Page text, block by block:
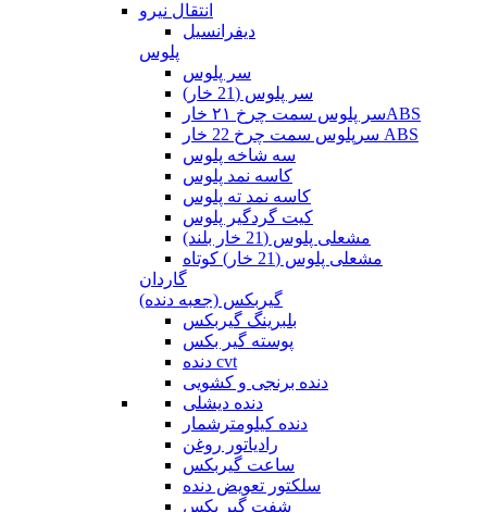
انتقال نیرو
دیفرانسیل
پلوس
سر پلوس
سر پلوس (21 خار)
سر پلوس سمت چرخ ۲۱ خارABS
سرپلوس سمت چرخ 22 خار ABS
سه شاخه پلوس
کاسه نمد پلوس
کاسه نمد ته پلوس
کیت گردگیر پلوس
مشعلی پلوس (21 خار بلند)
مشعلی پلوس (21 خار) کوتاه
گاردان
گیربکس (جعبه دنده)
بلبرینگ گیربکس
پوسته گیر بکس
دنده cvt
دنده برنجی و کشویی
دنده دیشلی
دنده کیلومترشمار
رادیاتور روغن
ساعت گیربکس
سلکتور تعویض دنده
شفت گیر بکس